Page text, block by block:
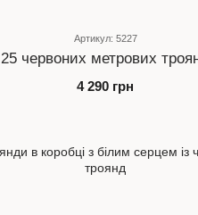
Артикул: 5227
25 червоних метрових
4 290 грн